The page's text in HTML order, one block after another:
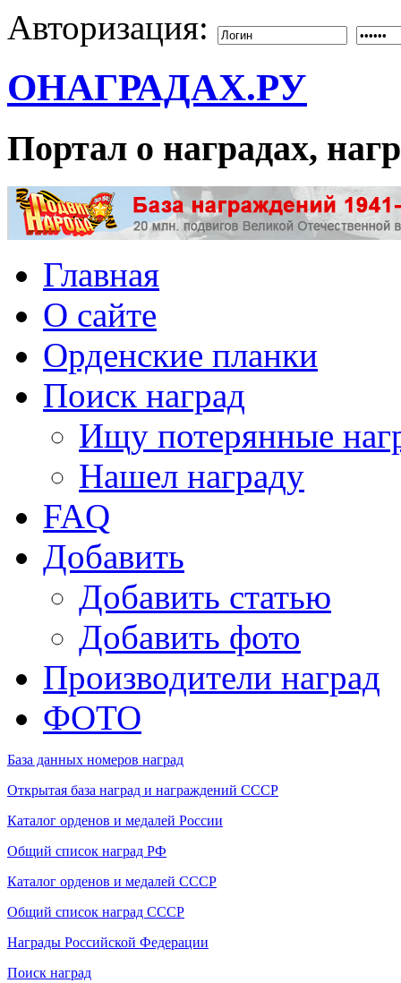
Авторизация:
ОНАГРАДАХ.РУ
Портал о наградах,
Главная
О сайте
Орденские планки
Поиск наград
Ищу потерянные
Нашел награду
FAQ
Добавить
Добавить статью
Добавить фото
Производители наград
ФОТО
База данных номеров наград
Открытая база наград и награждений СССР
Каталог орденов и медалей России
Общий список наград РФ
Каталог орденов и медалей СССР
Общий список наград СССР
Награды Российской Федерации
Поиск наград